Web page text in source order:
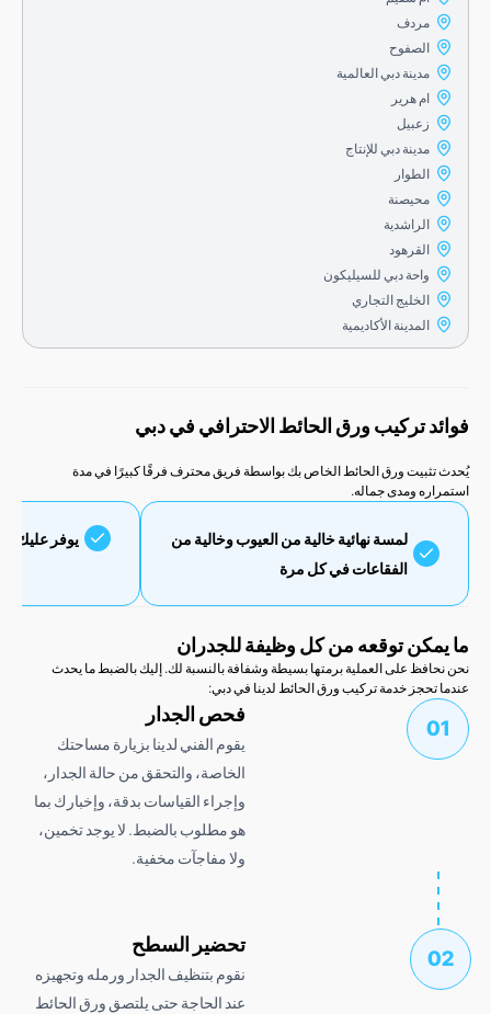
مدينة دبي العالمية
مدينة دبي للإنتاج
محيصنة
الراشدية
واحة دبي للسيليكون
الخليج التجاري
المدينة الأكاديمية
تركيب ورق الحائط الاحترافي في دبي
ورق الحائط الخاص بك بواسطة فريق محترف فرقًا كبيرًا في مدة
ومدى جماله.
لمسة نهائية خالية من العيوب وخالية من
الفقاعات في كل مرة
يوفر عليك الوقت
توقعه من كل وظيفة للجدران
على العملية برمتها بسيطة وشفافة بالنسبة لك. إليك بالضبط ما يحدث
خدمة تركيب ورق الحائط لدينا في دبي:
فحص الجدار
يقوم الفني لدينا بزيارة مساحتك
الخاصة، والتحقق من حالة الجدار،
وإجراء القياسات بدقة، وإخبارك بما
هو مطلوب بالضبط. لا يوجد تخمين،
ولا مفاجآت مخفية.
تحضير السطح
نقوم بتنظيف الجدار ورمله وتجهيزه
عند الحاجة حتى يلتصق ورق الحائط